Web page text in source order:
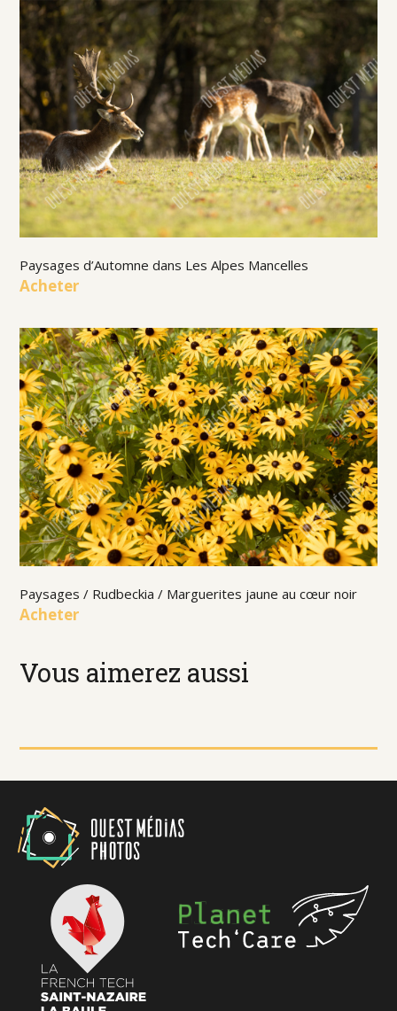
Vous aimerez aussi
Paysages d’Automne dans Les Alpes Mancelles
Acheter
Paysages / Rudbeckia / Marguerites jaune au cœur noir
Acheter